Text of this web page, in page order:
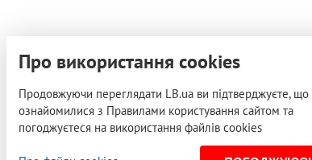
Про використання cookies
Продовжуючи переглядати LB.ua ви підтверджуєте, що
ознайомилися з Правилами користування сайтом та
погоджуєтеся на використання файлів cookies